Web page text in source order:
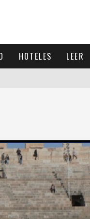
HOTELES LEER